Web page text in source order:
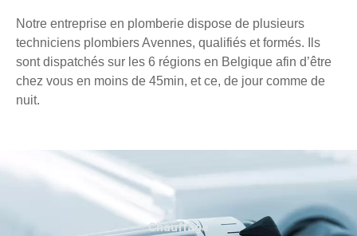
Notre entreprise en plomberie dispose de plusieurs
techniciens plombiers Avennes, qualifiés et formés. Ils
sont dispatchés sur les 6 régions en Belgique afin d’être
chez vous en moins de 45min, et ce, de jour comme de
nuit.
Chauffage